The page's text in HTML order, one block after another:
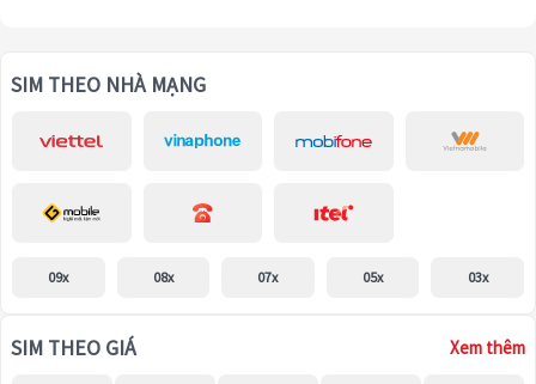
SIM THEO NHÀ MẠNG
09x 08x 07x 05x 03x
SIM THEO GIÁ Xem thêm